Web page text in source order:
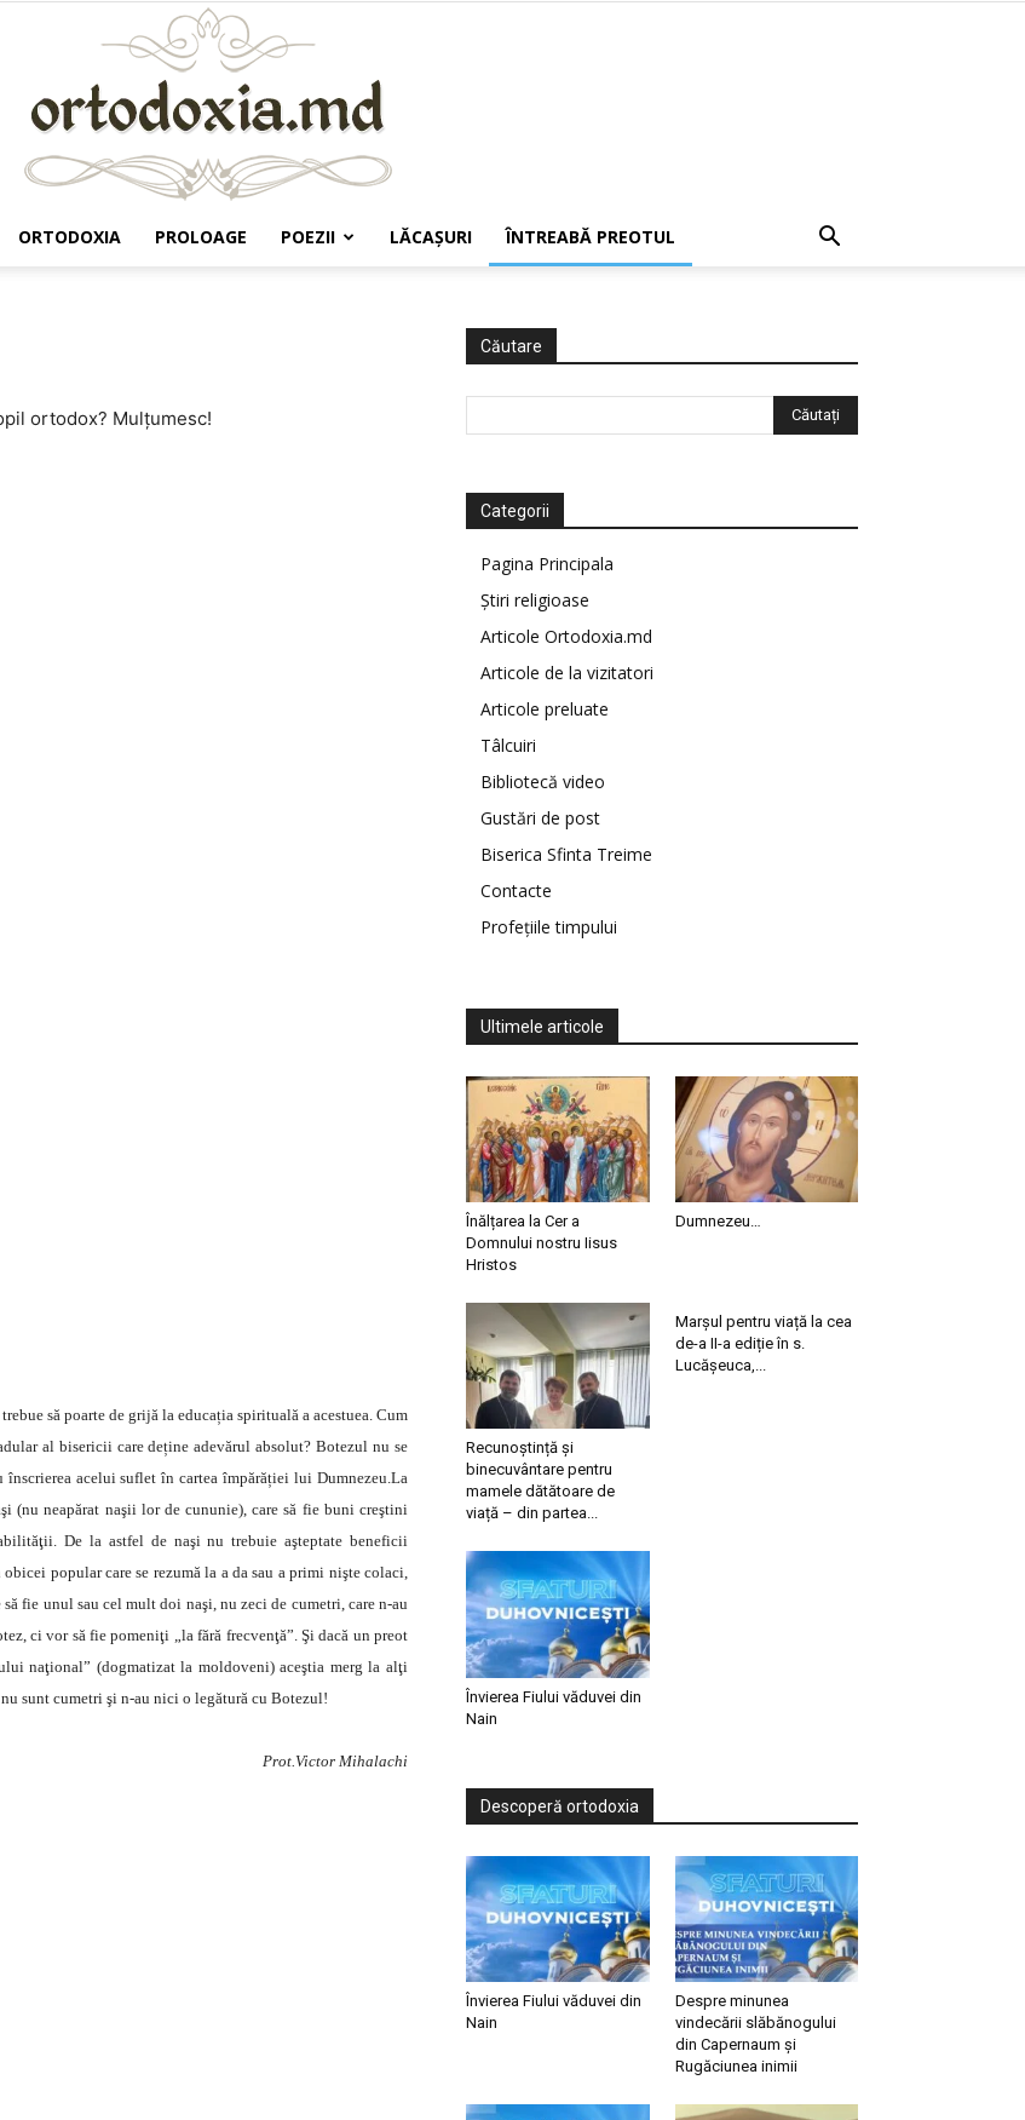
ORTODOXIA PROLOAGE POEZII LĂCAŞURI ÎNTREABĂ PREOTUL
ortodox? Mulțumesc!
să poarte de grijă la educația spirituală a acestuea. Cum
al bisericii care deține adevărul absolut? Botezul nu se
înscrierea acelui suflet în cartea împărăției lui Dumnezeu.La
(nu neapărat naşii lor de cununie), care să fie buni creştini
De la astfel de naşi nu trebuie aşteptate beneficii
popular care se rezumă la a da sau a primi nişte colaci,
fie unul sau cel mult doi naşi, nu zeci de cumetri, care n-au
ci vor să fie pomeniţi „la fără frecvenţă”. Şi dacă un preot
naţional” (dogmatizat la moldoveni) aceştia merg la alţi
sunt cumetri şi n-au nici o legătură cu Botezul!
Prot.Victor Mihalachi
Căutare
Categorii
Pagina Principala
Știri religioase
Articole Ortodoxia.md
Articole de la vizitatori
Articole preluate
Tâlcuiri
Bibliotecă video
Gustări de post
Biserica Sfinta Treime
Contacte
Profețiile timpului
Ultimele articole
Înălțarea la Cer a
Domnului nostru Iisus
Hristos
Dumnezeu…
Recunoștință și
binecuvântare pentru
mamele dătătoare de
viață – din partea...
Marșul pentru viață la cea
de-a II-a ediție în s.
Lucășeuca,...
Învierea Fiului văduvei din
Nain
Descoperă ortodoxia
Învierea Fiului văduvei din
Nain
Despre minunea
vindecării slăbănogului
din Capernaum și
Rugăciunea inimii